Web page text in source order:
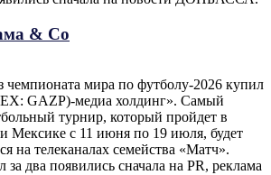
& Co
чемпионата мира по футболу-2026 купил
GAZP)-медиа холдинг». Самый
турнир, который пройдет в
с 11 июня по 19 июля, будет
на телеканалах семейства «Матч».
два появились сначала на PR, реклама